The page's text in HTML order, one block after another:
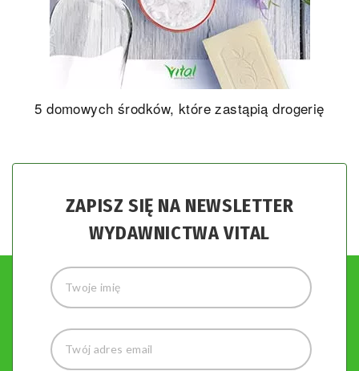
5 domowych środków, które zastąpią drogerię
ZAPISZ SIĘ NA NEWSLETTER
WYDAWNICTWA VITAL